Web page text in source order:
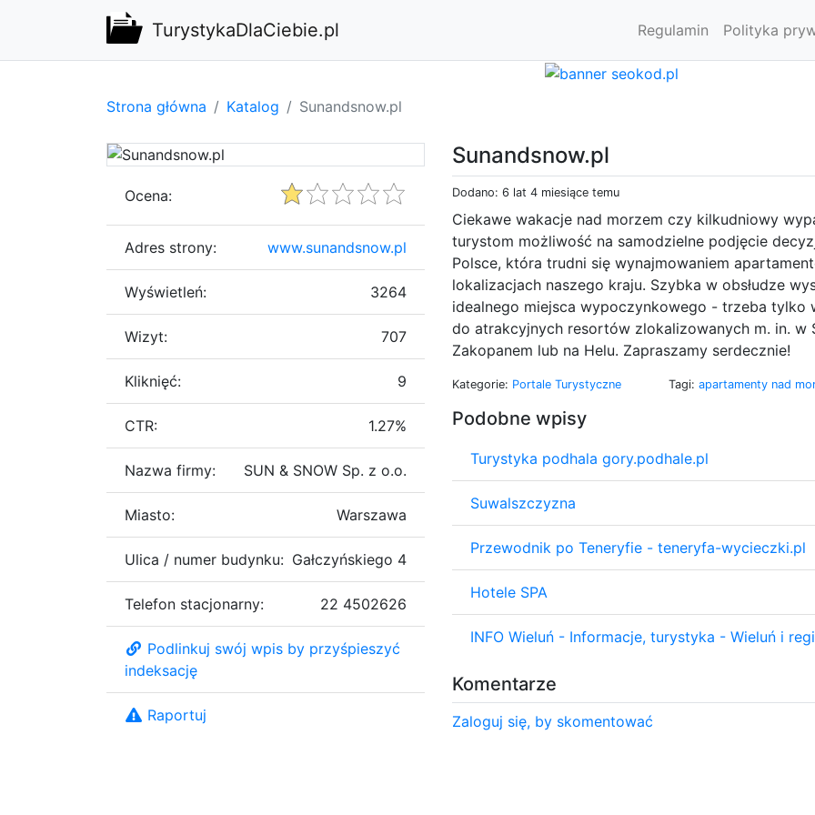
TurystykaDlaCiebie.pl Regulamin Polityka
Strona główna Katalog Sunandsnow.pl
Sunandsnow.pl
Dodano: 6 lat 4 miesiące temu
Ciekawe wakacje nad morzem czy kilkudniowy
turystom możliwość na samodzielne podjęcie
Polsce, która trudni się wynajmowaniem
lokalizacjach naszego kraju. Szybka w obsłudze
idealnego miejsca wypoczynkowego - trzeba tylko
do atrakcyjnych resortów zlokalizowanych m. in. w
Zakopanem lub na Helu. Zapraszamy serdecznie!
Kategorie: Portale Turystyczne Tagi: apartamenty nad
Podobne wpisy
Turystyka podhala gory.podhale.pl
Suwalszczyzna
Przewodnik po Teneryfie - teneryfa-wycieczki.pl
Hotele SPA
INFO Wieluń - Informacje, turystyka - Wieluń i
Komentarze
Zaloguj się, by skomentować
Ocena:
Adres strony: www.sunandsnow.pl
Wyświetleń: 3264
Wizyt: 707
Kliknięć: 9
CTR: 1.27%
Nazwa firmy: SUN & SNOW Sp. z o.o.
Miasto: Warszawa
Ulica / numer budynku: Gałczyńskiego 4
Telefon stacjonarny: 22 4502626
Podlinkuj swój wpis by przyśpieszyć
indeksację
Raportuj